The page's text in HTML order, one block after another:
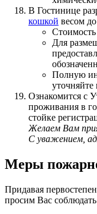
В Гостинице
кошкой весом
Стоимость
Для
Полную
Ознакомится с
проживания в
стойке
Желаем Вам
С уважением,
Меры
Придавая
просим Вас